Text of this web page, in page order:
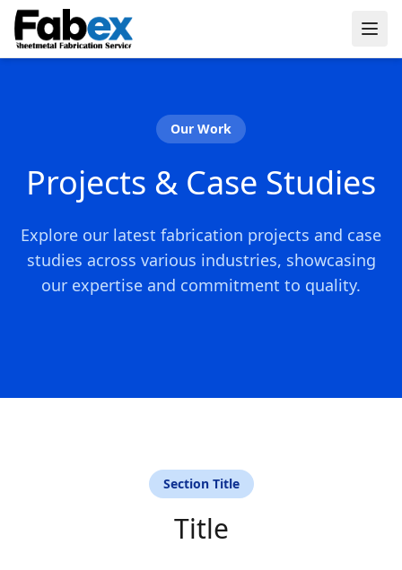
Skip to main content
Our Work
Projects & Case Studies
Explore our latest fabrication projects and case
studies across various industries, showcasing
our expertise and commitment to quality.
Section Title
Title